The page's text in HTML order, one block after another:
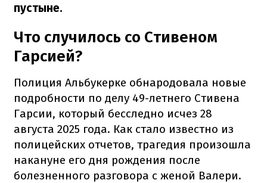
пустыне.
Что случилось со Стивеном
Гарсией?
Полиция Альбукерке обнародовала новые
подробности по делу 49-летнего Стивена
Гарсии, который бесследно исчез 28
августа 2025 года. Как стало известно из
полицейских отчетов, трагедия произошла
накануне его дня рождения после
болезненного разговора с женой Валери.